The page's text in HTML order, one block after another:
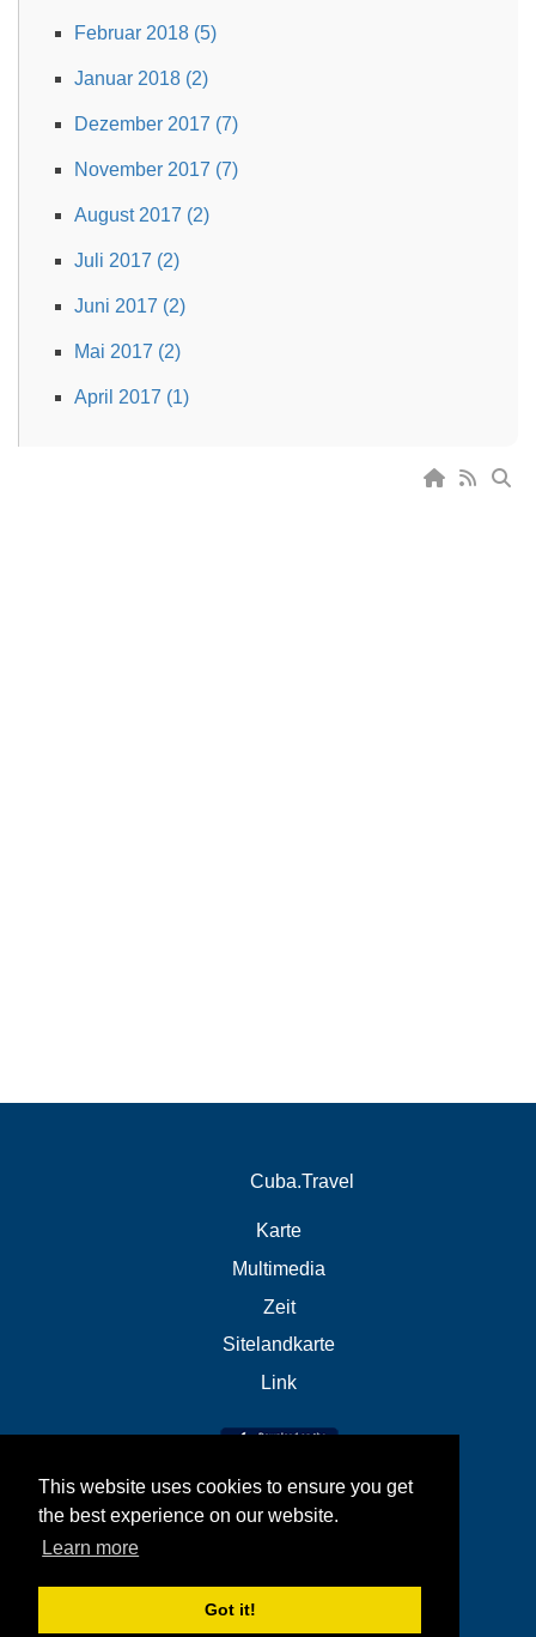
This website uses cookies to ensure you get
the best experience on our website.
Learn more
Got it!
Februar 2018 (5)
Januar 2018 (2)
Dezember 2017 (7)
November 2017 (7)
August 2017 (2)
Juli 2017 (2)
Juni 2017 (2)
Mai 2017 (2)
April 2017 (1)
Cuba.Travel
Karte
Multimedia
Zeit
Sitelandkarte
Link